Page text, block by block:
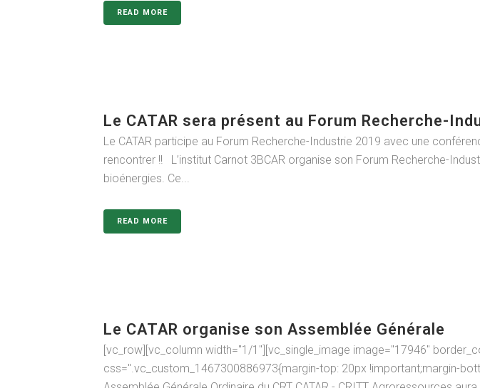
READ MORE
Le CATAR sera présent au Forum Recherche-
Le CATAR participe au Forum Recherche-Industrie 2019 avec une
rencontrer !! L’institut Carnot 3BCAR organise son Forum Recherche-
bioénergies. Ce...
READ MORE
Le CATAR organise son Assemblée Générale
[vc_row][vc_column width="1/1"][vc_single_image image="17946"
css=".vc_custom_1467300886973{margin-top: 20px !important;margin-